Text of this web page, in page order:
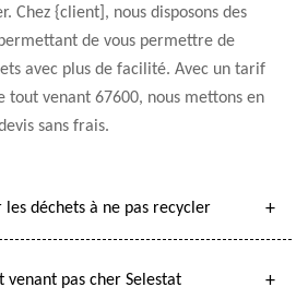
Chez {client], nous disposons des
de vous permettre de
avec plus de facilité. Avec un tarif
tout venant 67600, nous mettons en
sans frais.
déchets à ne pas recycler
venant pas cher Selestat